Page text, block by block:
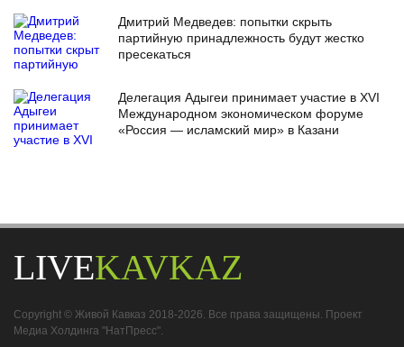
Дмитрий Медведев: попытки скрыть
партийную принадлежность будут жестко
пресекаться
Делегация Адыгеи принимает участие в XVI
Международном экономическом форуме
«Россия — исламский мир» в Казани
LIVEKAVKAZ
Copyright © Живой Кавказ 2018-2026. Все права защищены. Проект
Медиа Холдинга "НатПресс".